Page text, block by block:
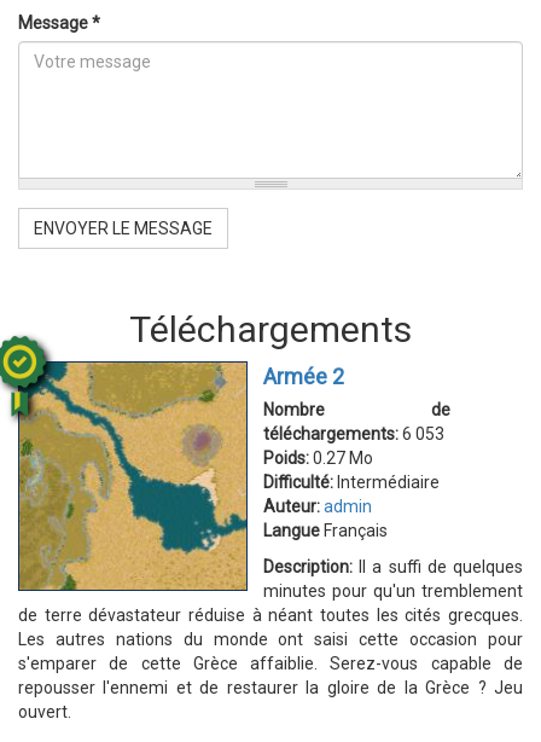
Message*
ENVOYER LE MESSAGE
Téléchargements
Armée 2
Nombre de
téléchargements:6 053
Poids:0.27 Mo
Difficulté: Intermédiaire
Auteur:admin
Langue Français
Description:
Il a suffi de quelques
minutes pour qu'un tremblement
de terre dévastateur réduise à néant toutes les cités grecques.
Les autres nations du monde ont saisi cette occasion pour
s'emparer de cette Grèce affaiblie. Serez-vous capable de
repousser l'ennemi et de restaurer la gloire de la Grèce ? Jeu
ouvert.